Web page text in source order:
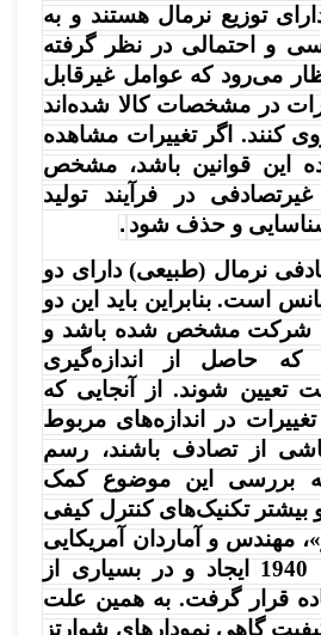
توزیع نرمال هستند و به
و احتمالی در نظر گرفته
می‌رود که عوامل غیرقابل
در مشخصات کالا شده‌اند
کنند. اگر تغییرات مشاهده
این قوانین باشد، مشخص
در فرآیند تولید
و حذف شود .
نرمال (طبیعی) دارای دو
است. بنابراین باید این دو
شرکت مشخص شده باشد و
که حاصل از اندازه‌گیری
تعیین شوند. از آنجایی که
در اندازه‌های مربوط
از تصادف باشند،‌ رسم
به بررسی این موضوع کمک
بیشتر تکنیک‌های کنترل کیفی
مهندس و آماردان آمریکایی
در سال‌های 1930 تا 1940 ایجاد و در بسیاری از
قرار گرفت. به همین علت
گاهی نمودارهای شوارتز